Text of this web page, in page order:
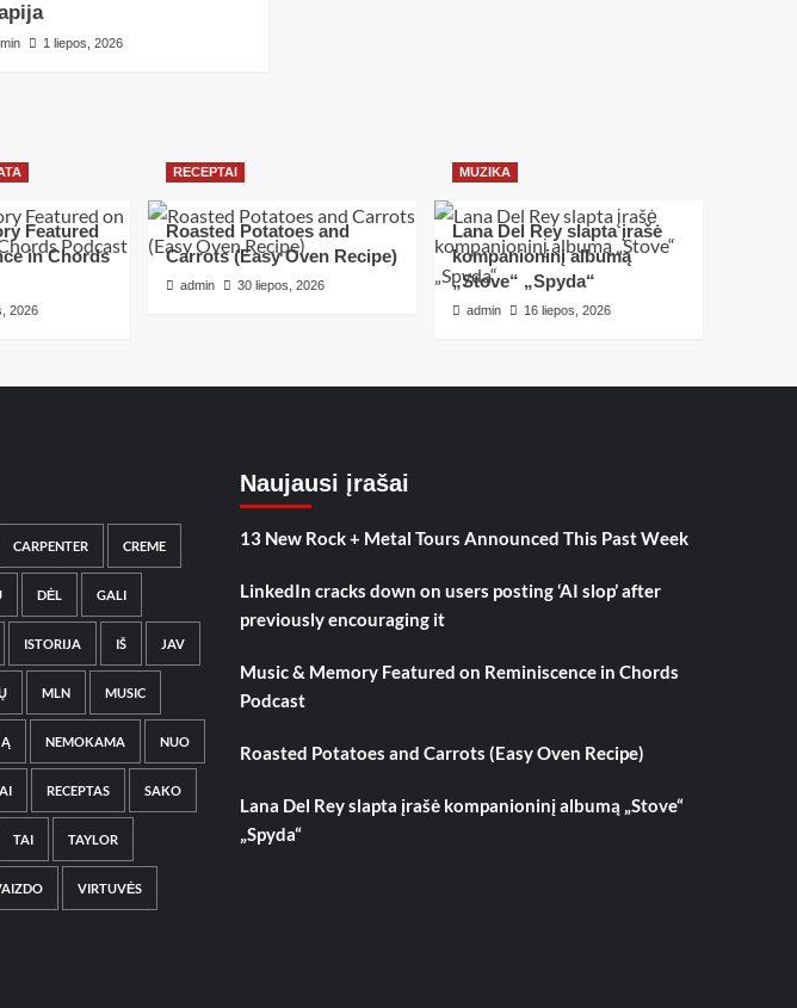
1 liepos, 2026
Featured
in Chords
2026
RECEPTAI
Roasted Potatoes and
Carrots (Easy Oven Recipe)
admin 30 liepos, 2026
MUZIKA
Lana Del Rey slapta įrašė
kompanioninį albumą
„Stove“ „Spyda“
admin 16 liepos, 2026
CARPENTER CREME
DĖL GALI
ISTORIJA IŠ JAV
MLN MUSIC
NEMOKAMA NUO
RECEPTAS SAKO
TAI TAYLOR
VIRTUVĖS
Naujausi įrašai
13 New Rock + Metal Tours Announced This Past Week
LinkedIn cracks down on users posting ‘AI slop’ after
previously encouraging it
Music & Memory Featured on Reminiscence in Chords
Podcast
Roasted Potatoes and Carrots (Easy Oven Recipe)
Lana Del Rey slapta įrašė kompanioninį albumą „Stove“
„Spyda“